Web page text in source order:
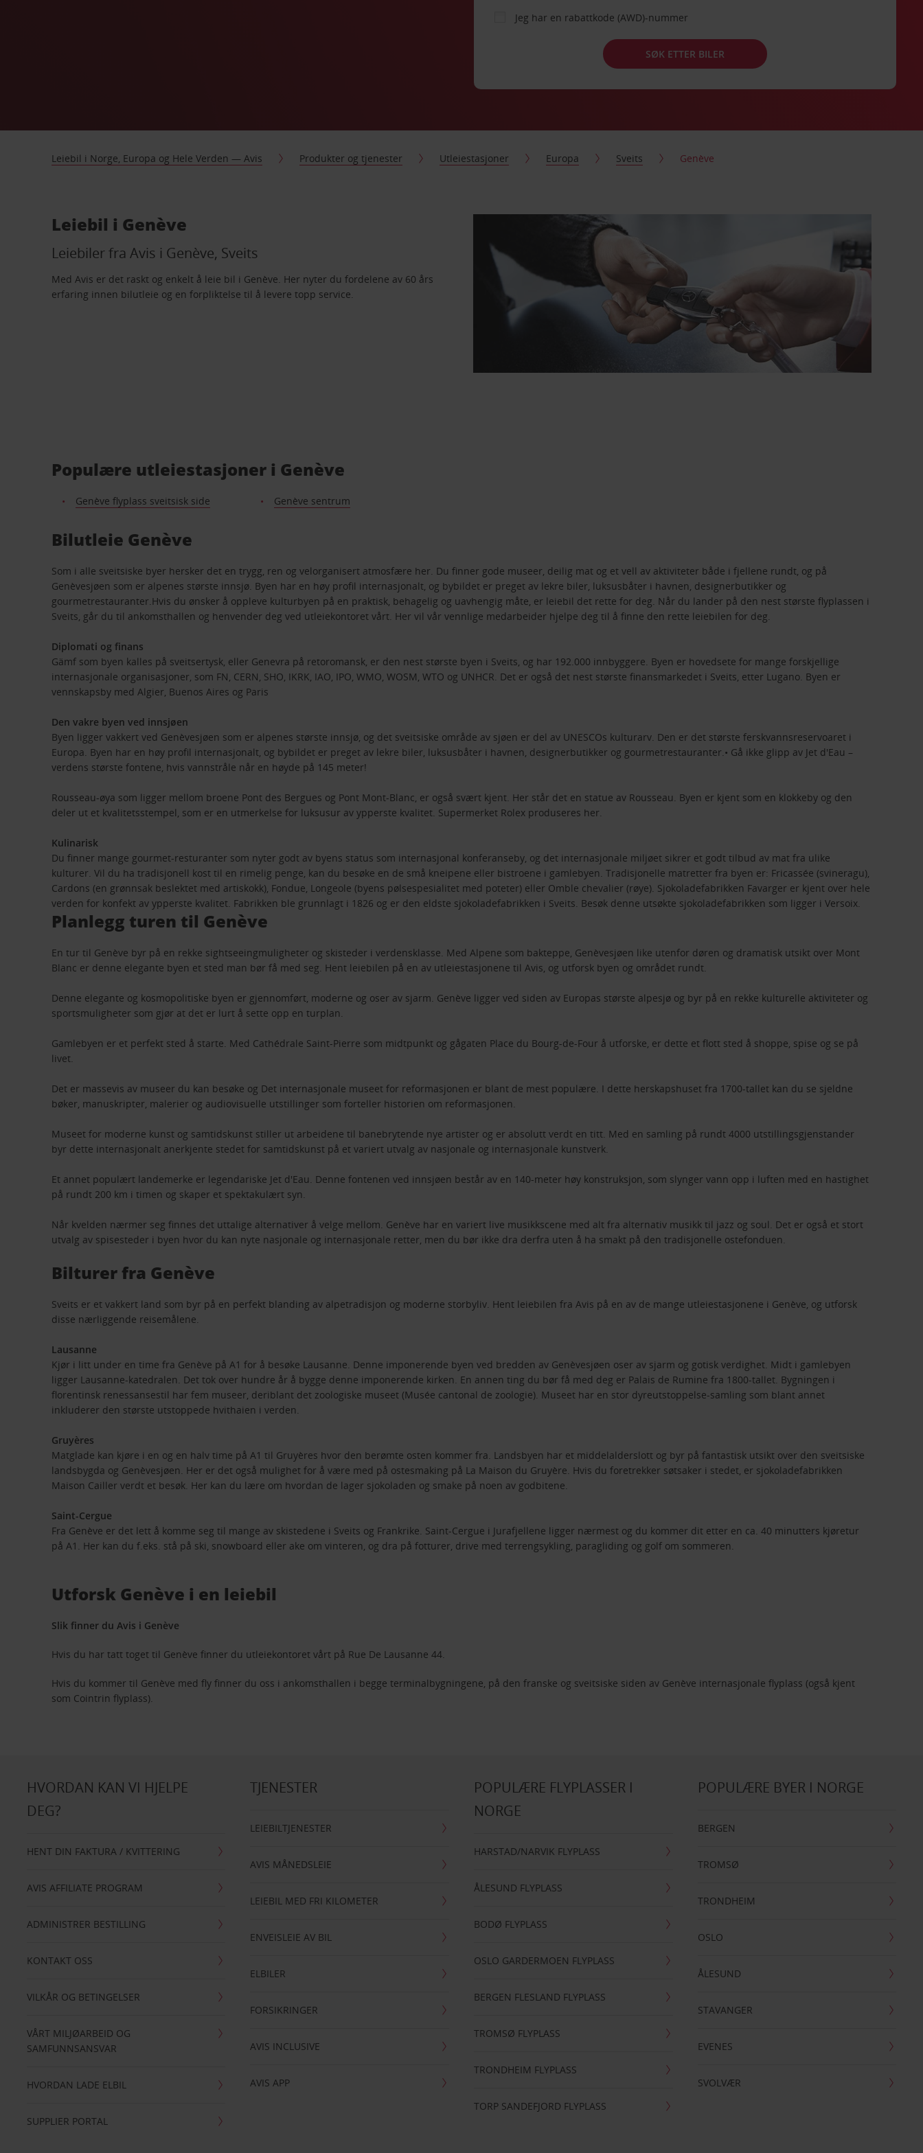
Jeg har en rabattkode (AWD)-nummer
SØK ETTER BILER
Leiebil i Norge, Europa og Hele Verden — Avis Produkter og tjenester Utleiestasjoner Europa Sveits Genève
Leiebil i Genève
Leiebiler fra Avis i Genève, Sveits
Med Avis er det raskt og enkelt å leie bil i Genève. Her nyter du fordelene av 60 års
erfaring innen bilutleie og en forpliktelse til å levere topp service.
Populære utleiestasjoner i Genève
Genève flyplass sveitsisk side Genève sentrum
Bilutleie Genève
Som i alle sveitsiske byer hersker det en trygg, ren og velorganisert atmosfære her. Du finner gode museer, deilig mat og et vell av aktiviteter både i fjellene rundt, og på
Genèvesjøen som er alpenes største innsjø. Byen har en høy profil internasjonalt, og bybildet er preget av lekre biler, luksusbåter i havnen, designerbutikker og
gourmetrestauranter.Hvis du ønsker å oppleve kulturbyen på en praktisk, behagelig og uavhengig måte, er leiebil det rette for deg. Når du lander på den nest største flyplassen i
Sveits, går du til ankomsthallen og henvender deg ved utleiekontoret vårt. Her vil vår vennlige medarbeider hjelpe deg til å finne den rette leiebilen for deg.
Diplomati og finans
Gämf som byen kalles på sveitsertysk, eller Genevra på retoromansk, er den nest største byen i Sveits, og har 192.000 innbyggere. Byen er hovedsete for mange forskjellige
internasjonale organisasjoner, som FN, CERN, SHO, IKRK, IAO, IPO, WMO, WOSM, WTO og UNHCR. Det er også det nest største finansmarkedet i Sveits, etter Lugano. Byen er
vennskapsby med Algier, Buenos Aires og Paris
Den vakre byen ved innsjøen
Byen ligger vakkert ved Genèvesjøen som er alpenes største innsjø, og det sveitsiske område av sjøen er del av UNESCOs kulturarv. Den er det største ferskvannsreservoaret i
Europa. Byen har en høy profil internasjonalt, og bybildet er preget av lekre biler, luksusbåter i havnen, designerbutikker og gourmetrestauranter.• Gå ikke glipp av Jet d'Eau –
verdens største fontene, hvis vannstråle når en høyde på 145 meter!
Rousseau-øya som ligger mellom broene Pont des Bergues og Pont Mont-Blanc, er også svært kjent. Her står det en statue av Rousseau. Byen er kjent som en klokkeby og den
deler ut et kvalitetsstempel, som er en utmerkelse for luksusur av ypperste kvalitet. Supermerket Rolex produseres her.
Kulinarisk
Du finner mange gourmet-resturanter som nyter godt av byens status som internasjonal konferanseby, og det internasjonale miljøet sikrer et godt tilbud av mat fra ulike
kulturer. Vil du ha tradisjonell kost til en rimelig penge, kan du besøke en de små kneipene eller bistroene i gamlebyen. Tradisjonelle matretter fra byen er: Fricassée (svineragu),
Cardons (en grønnsak beslektet med artiskokk), Fondue, Longeole (byens pølsespesialitet med poteter) eller Omble chevalier (røye). Sjokoladefabrikken Favarger er kjent over hele
verden for konfekt av ypperste kvalitet. Fabrikken ble grunnlagt i 1826 og er den eldste sjokoladefabrikken i Sveits. Besøk denne utsøkte sjokoladefabrikken som ligger i Versoix.
Planlegg turen til Genève
En tur til Genève byr på en rekke sightseeingmuligheter og skisteder i verdensklasse. Med Alpene som bakteppe, Genèvesjøen like utenfor døren og dramatisk utsikt over Mont
Blanc er denne elegante byen et sted man bør få med seg. Hent leiebilen på en av utleiestasjonene til Avis, og utforsk byen og området rundt.
Denne elegante og kosmopolitiske byen er gjennomført, moderne og oser av sjarm. Genève ligger ved siden av Europas største alpesjø og byr på en rekke kulturelle aktiviteter og
sportsmuligheter som gjør at det er lurt å sette opp en turplan.
Gamlebyen er et perfekt sted å starte. Med Cathédrale Saint-Pierre som midtpunkt og gågaten Place du Bourg-de-Four å utforske, er dette et flott sted å shoppe, spise og se på
livet.
Det er massevis av museer du kan besøke og Det internasjonale museet for reformasjonen er blant de mest populære. I dette herskapshuset fra 1700-tallet kan du se sjeldne
bøker, manuskripter, malerier og audiovisuelle utstillinger som forteller historien om reformasjonen.
Museet for moderne kunst og samtidskunst stiller ut arbeidene til banebrytende nye artister og er absolutt verdt en titt. Med en samling på rundt 4000 utstillingsgjenstander
byr dette internasjonalt anerkjente stedet for samtidskunst på et variert utvalg av nasjonale og internasjonale kunstverk.
Et annet populært landemerke er legendariske Jet d'Eau. Denne fontenen ved innsjøen består av en 140-meter høy konstruksjon, som slynger vann opp i luften med en hastighet
på rundt 200 km i timen og skaper et spektakulært syn.
Når kvelden nærmer seg finnes det uttalige alternativer å velge mellom. Genève har en variert live musikkscene med alt fra alternativ musikk til jazz og soul. Det er også et stort
utvalg av spisesteder i byen hvor du kan nyte nasjonale og internasjonale retter, men du bør ikke dra derfra uten å ha smakt på den tradisjonelle ostefonduen.
Bilturer fra Genève
Sveits er et vakkert land som byr på en perfekt blanding av alpetradisjon og moderne storbyliv. Hent leiebilen fra Avis på en av de mange utleiestasjonene i Genève, og utforsk
disse nærliggende reisemålene.
Lausanne
Kjør i litt under en time fra Genève på A1 for å besøke Lausanne. Denne imponerende byen ved bredden av Genèvesjøen oser av sjarm og gotisk verdighet. Midt i gamlebyen
ligger Lausanne-katedralen. Det tok over hundre år å bygge denne imponerende kirken. En annen ting du bør få med deg er Palais de Rumine fra 1800-tallet. Bygningen i
florentinsk renessansestil har fem museer, deriblant det zoologiske museet (Musée cantonal de zoologie). Museet har en stor dyreutstoppelse-samling som blant annet
inkluderer den største utstoppede hvithaien i verden.
Gruyères
Matglade kan kjøre i en og en halv time på A1 til Gruyères hvor den berømte osten kommer fra. Landsbyen har et middelalderslott og byr på fantastisk utsikt over den sveitsiske
landsbygda og Genèvesjøen. Her er det også mulighet for å være med på ostesmaking på La Maison du Gruyère. Hvis du foretrekker søtsaker i stedet, er sjokoladefabrikken
Maison Cailler verdt et besøk. Her kan du lære om hvordan de lager sjokoladen og smake på noen av godbitene.
Saint-Cergue
Fra Genève er det lett å komme seg til mange av skistedene i Sveits og Frankrike. Saint-Cergue i Jurafjellene ligger nærmest og du kommer dit etter en ca. 40 minutters kjøretur
på A1. Her kan du f.eks. stå på ski, snowboard eller ake om vinteren, og dra på fotturer, drive med terrengsykling, paragliding og golf om sommeren.
Utforsk Genève i en leiebil
Slik finner du Avis i Genève
Hvis du har tatt toget til Genève finner du utleiekontoret vårt på Rue De Lausanne 44.
Hvis du kommer til Genève med fly finner du oss i ankomsthallen i begge terminalbygningene, på den franske og sveitsiske siden av Genève internasjonale flyplass (også kjent
som Cointrin flyplass).
HVORDAN KAN VI HJELPE
DEG?
HENT DIN FAKTURA / KVITTERING
AVIS AFFILIATE PROGRAM
ADMINISTRER BESTILLING
KONTAKT OSS
VILKÅR OG BETINGELSER
VÅRT MILJØARBEID OG
SAMFUNNSANSVAR
HVORDAN LADE ELBIL
SUPPLIER PORTAL
TJENESTER
LEIEBILTJENESTER
AVIS MÅNEDSLEIE
LEIEBIL MED FRI KILOMETER
ENVEISLEIE AV BIL
ELBILER
FORSIKRINGER
AVIS INCLUSIVE
AVIS APP
POPULÆRE FLYPLASSER I
NORGE
HARSTAD/NARVIK FLYPLASS
ÅLESUND FLYPLASS
BODØ FLYPLASS
OSLO GARDERMOEN FLYPLASS
BERGEN FLESLAND FLYPLASS
TROMSØ FLYPLASS
TRONDHEIM FLYPLASS
TORP SANDEFJORD FLYPLASS
POPULÆRE BYER I NORGE
BERGEN
TROMSØ
TRONDHEIM
OSLO
ÅLESUND
STAVANGER
EVENES
SVOLVÆR